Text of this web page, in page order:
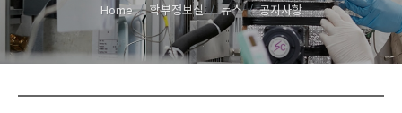
Home 학부정보실 뉴스 공지사항